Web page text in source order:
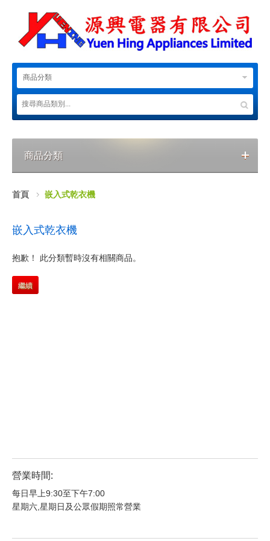
商品分類
商品分類
首頁 嵌入式乾衣機
嵌入式乾衣機
抱歉！ 此分類暫時沒有相關商品。
繼續
營業時間:
每日早上9:30至下午7:00
星期六,星期日及公眾假期照常營業